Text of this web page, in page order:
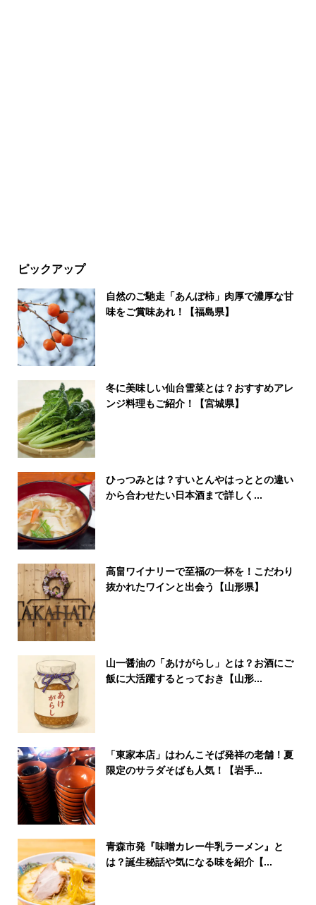
ピックアップ
自然のご馳走「あんぽ柿」肉厚で濃厚な甘
味をご賞味あれ！【福島県】
冬に美味しい仙台雪菜とは？おすすめアレ
ンジ料理もご紹介！【宮城県】
ひっつみとは？すいとんやはっととの違い
から合わせたい日本酒まで詳しく...
高畠ワイナリーで至福の一杯を！こだわり
抜かれたワインと出会う【山形県】
山一醤油の「あけがらし」とは？お酒にご
飯に大活躍するとっておき【山形...
「東家本店」はわんこそば発祥の老舗！夏
限定のサラダそばも人気！【岩手...
青森市発『味噌カレー牛乳ラーメン』と
は？誕生秘話や気になる味を紹介【...